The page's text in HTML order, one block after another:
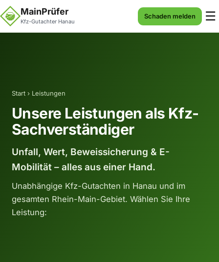
MainPrüfer
Kfz-Gutachter Hanau
Schaden melden ☰
Start › Leistungen
Unsere Leistungen als Kfz-
Sachverständiger
Unfall, Wert, Beweissicherung & E-
Mobilität – alles aus einer Hand.
Unabhängige Kfz-Gutachten in Hanau und im
gesamten Rhein-Main-Gebiet. Wählen Sie Ihre
Leistung: